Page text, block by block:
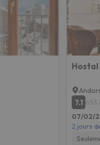
Hostal
7.1 653
07/02/
2 jours